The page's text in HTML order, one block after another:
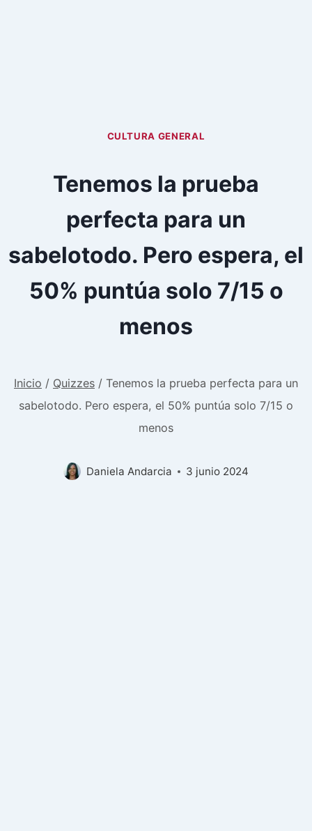
CULTURA GENERAL
Tenemos la prueba
perfecta para un
sabelotodo. Pero espera, el
50% puntúa solo 7/15 o
menos
Inicio / Quizzes / Tenemos la prueba perfecta para un
sabelotodo. Pero espera, el 50% puntúa solo 7/15 o
menos
Daniela Andarcia 3 junio 2024